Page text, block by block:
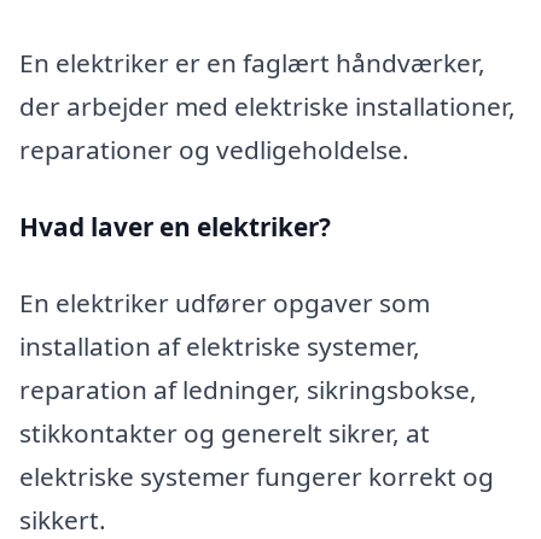
En elektriker er en faglært håndværker,
der arbejder med elektriske installationer,
reparationer og vedligeholdelse.
Hvad laver en elektriker?
En elektriker udfører opgaver som
installation af elektriske systemer,
reparation af ledninger, sikringsbokse,
stikkontakter og generelt sikrer, at
elektriske systemer fungerer korrekt og
sikkert.